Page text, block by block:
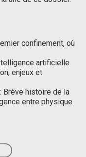
confinement, où
artificielle
enjeux et
: Brève histoire de la
entre physique